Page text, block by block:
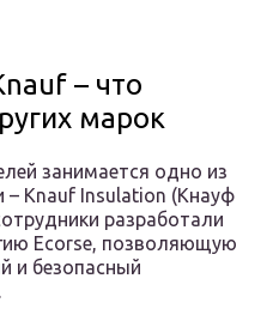
– что
марок
занимается одно из
– Knauf Insulation (Кнауф
разработали
Ecorse, позволяющую
и безопасный